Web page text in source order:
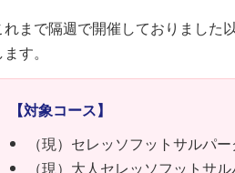
れまで隔週で開催しておりました
ます。
【対象コース】
（現）セレッソフットサルパ
（現）大人セレッソフットサ